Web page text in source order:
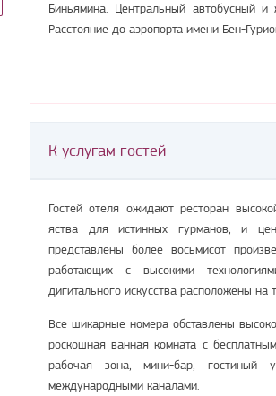
Биньямина. Центральный автобусный
Расстояние до аэропорта имени Бен-
К услугам гостей
Гостей отеля ожидают ресторан
яства для истинных гурманов, и
представлены более восьмисот
работающих с высокими
дигитального искусства расположены на
Все шикарные номера обставлены
роскошная ванная комната с
рабочая зона, мини-бар, гостиный
международными каналами.